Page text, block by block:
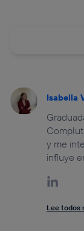
Isabella
y me
influye
Lee todos